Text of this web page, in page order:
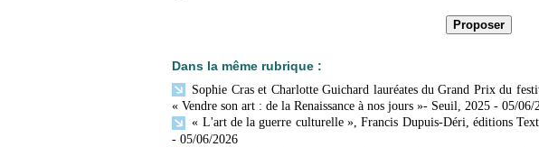
Dans la même rubrique :
Sophie Cras et Charlotte Guichard lauréates du Grand Prix du
« Vendre son art : de la Renaissance à nos jours »- Seuil, 2025 - 05/06/
« L'art de la guerre culturelle », Francis Dupuis-Déri, éditions
- 05/06/2026